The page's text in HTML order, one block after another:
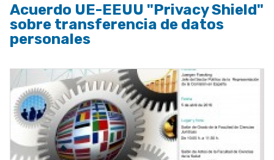
Acuerdo UE-EEUU "Privacy Shield"
sobre transferencia de datos
personales